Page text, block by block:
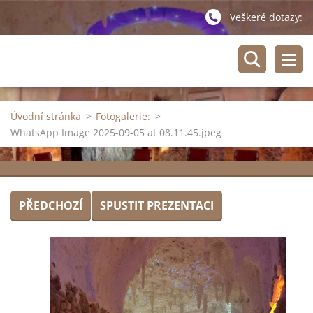
Veškeré dotazy:
Úvodní stránka > Fotogalerie: >
WhatsApp Image 2025-09-05 at 08.11.45.jpeg
PŘEDCHOZÍ SPUSTIT PREZENTACI